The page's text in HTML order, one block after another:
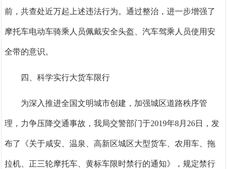
前，共查处近万起上述违法行为。通过整治，进一步增强了
摩托车电动车骑乘人员佩戴安全头盔、汽车驾乘人员使用安
全带的意识。
四、科学实行大货车限行
为深入推进全国文明城市创建，加强城区道路秩序管
理，力争压降交通事故，我局交警部门于2019年8月26日，发
布了《关于咸安、温泉、高新区城区大型货车、农用车、拖
拉机、正三轮摩托车、黄标车限时禁行的通知》，规定禁行